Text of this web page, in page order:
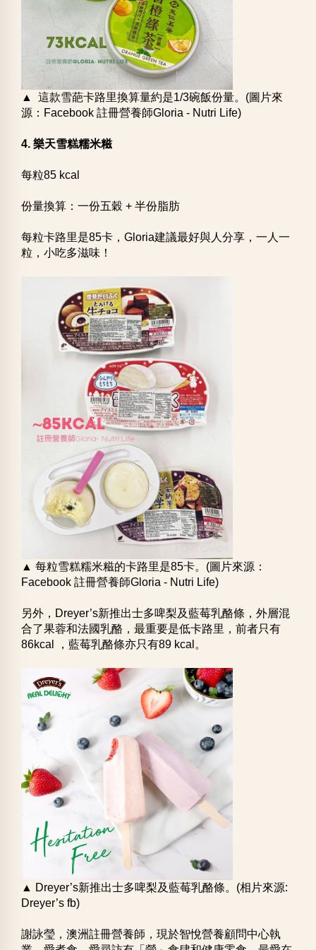
▲ 這款雪葩卡路里換算量約是1/3碗飯份量。(圖片來
源：Facebook 註冊營養師Gloria - Nutri Life)
4. 樂天雪糕糯米糍
每粒85 kcal
份量換算：一份五穀 + 半份脂肪
每粒卡路里是85卡，Gloria建議最好與人分享，一人一
粒，小吃多滋味！
▲ 每粒雪糕糯米糍的卡路里是85卡。(圖片來源：
Facebook 註冊營養師Gloria - Nutri Life)
另外，Dreyer’s新推出士多啤梨及藍莓乳酪條，外層混
合了果蓉和法國乳酪，最重要是低卡路里，前者只有
86kcal ，藍莓乳酪條亦只有89 kcal。
▲ Dreyer’s新推出士多啤梨及藍莓乳酪條。(相片來源:
Dreyer’s fb)
謝詠瑩，澳洲註冊營養師，現於智悅營養顧問中心執